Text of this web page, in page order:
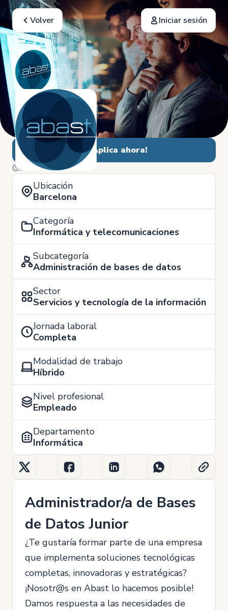
Volver Iniciar sesión
¡Aplica ahora!
27 de Abril
Ubicación
Barcelona
Categoría
Informática y telecomunicaciones
Subcategoría
Administración de bases de datos
Sector
Servicios y tecnología de la información
Jornada laboral
Completa
Modalidad de trabajo
Híbrido
Nivel profesional
Empleado
Departamento
Informática
Administrador/a de Bases
de Datos Junior
¿Te gustaría formar parte de una empresa
que implementa soluciones tecnológicas
completas, innovadoras y estratégicas?
¡Nosotr@s en Abast lo hacemos posible!
Damos respuesta a las necesidades de